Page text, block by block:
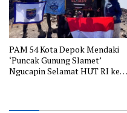
PAM 54 Kota Depok Mendaki
‘Puncak Gunung Slamet’
Ngucapin Selamat HUT RI ke-